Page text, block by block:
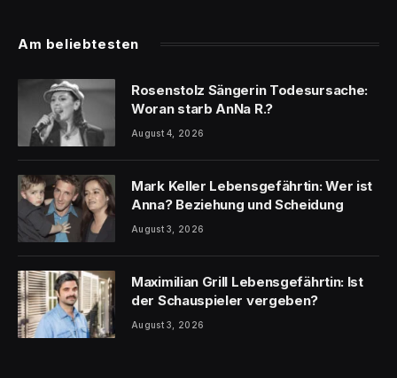
Am beliebtesten
Rosenstolz Sängerin Todesursache:
Woran starb AnNa R.?
August 4, 2026
Mark Keller Lebensgefährtin: Wer ist
Anna? Beziehung und Scheidung
August 3, 2026
Maximilian Grill Lebensgefährtin: Ist
der Schauspieler vergeben?
August 3, 2026